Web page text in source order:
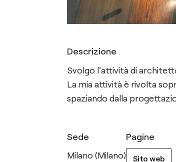
Descrizione
Svolgo l'attività di
La mia attività è rivolta
spaziando dalla
Sede
Milano (Milano)
Pagine
Sito web